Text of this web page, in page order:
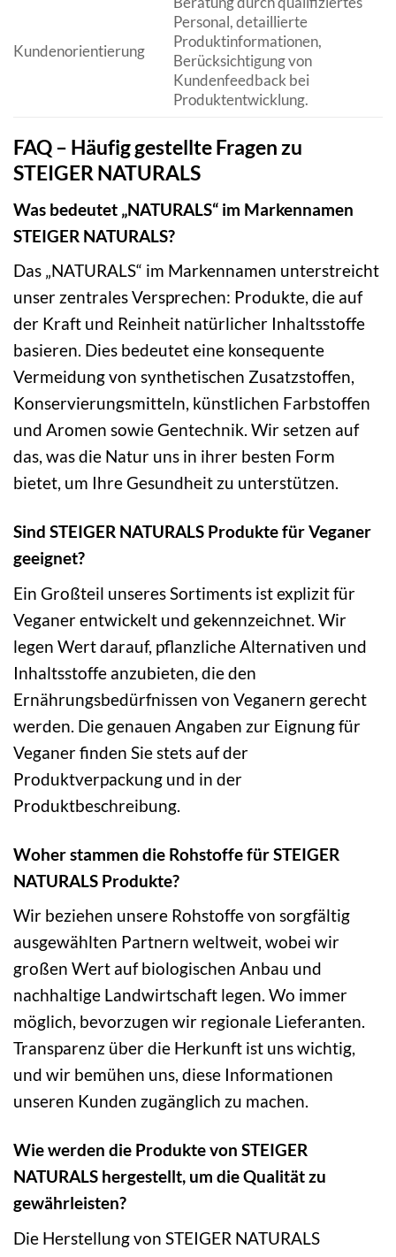
Kundenorientierung
Personal, detaillierte
Produktinformationen,
Berücksichtigung von
Kundenfeedback bei
Produktentwicklung.
FAQ – Häufig gestellte Fragen zu
STEIGER NATURALS
Was bedeutet „NATURALS“ im Markennamen
STEIGER NATURALS?
Das „NATURALS“ im Markennamen unterstreicht
unser zentrales Versprechen: Produkte, die auf
der Kraft und Reinheit natürlicher Inhaltsstoffe
basieren. Dies bedeutet eine konsequente
Vermeidung von synthetischen Zusatzstoffen,
Konservierungsmitteln, künstlichen Farbstoffen
und Aromen sowie Gentechnik. Wir setzen auf
das, was die Natur uns in ihrer besten Form
bietet, um Ihre Gesundheit zu unterstützen.
Sind STEIGER NATURALS Produkte für Veganer
geeignet?
Ein Großteil unseres Sortiments ist explizit für
Veganer entwickelt und gekennzeichnet. Wir
legen Wert darauf, pflanzliche Alternativen und
Inhaltsstoffe anzubieten, die den
Ernährungsbedürfnissen von Veganern gerecht
werden. Die genauen Angaben zur Eignung für
Veganer finden Sie stets auf der
Produktverpackung und in der
Produktbeschreibung.
Woher stammen die Rohstoffe für STEIGER
NATURALS Produkte?
Wir beziehen unsere Rohstoffe von sorgfältig
ausgewählten Partnern weltweit, wobei wir
großen Wert auf biologischen Anbau und
nachhaltige Landwirtschaft legen. Wo immer
möglich, bevorzugen wir regionale Lieferanten.
Transparenz über die Herkunft ist uns wichtig,
und wir bemühen uns, diese Informationen
unseren Kunden zugänglich zu machen.
Wie werden die Produkte von STEIGER
NATURALS hergestellt, um die Qualität zu
gewährleisten?
Die Herstellung von STEIGER NATURALS